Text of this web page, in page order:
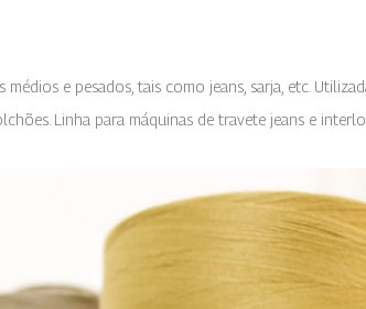
e pesados, tais como jeans, sarja, etc.
Linha para máquinas de travete jeans e